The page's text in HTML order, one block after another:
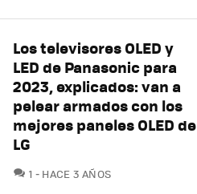
Los televisores OLED y
LED de Panasonic para
2023, explicados: van a
pelear armados con los
mejores paneles OLED de
LG
1 COMENTARIOS
HACE 3 AÑOS